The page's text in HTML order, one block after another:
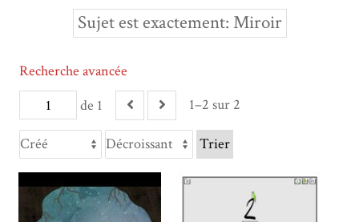
Sujet est exactement Miroir
de 1 1–2 sur 2
Recherche avancée
Trier